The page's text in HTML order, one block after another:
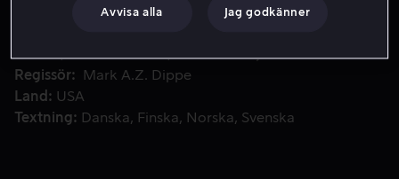
Regissör
Mark A.Z. Dippe
Land
USA
Textning
Danska Finska Norska Svenska
Avvisa alla Jag godkänner